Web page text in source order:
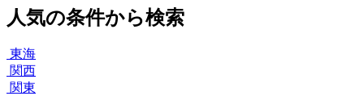
人気の条件から検索
東海
関西
関東